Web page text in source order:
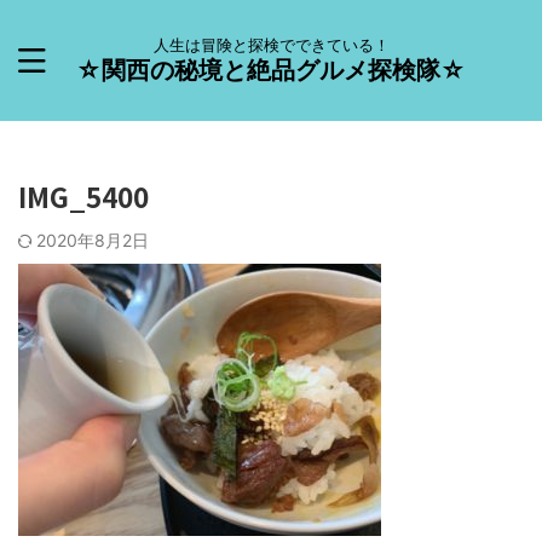
人生は冒険と探検でできている！
☆関西の秘境と絶品グルメ探検隊☆
IMG_5400
2020年8月2日